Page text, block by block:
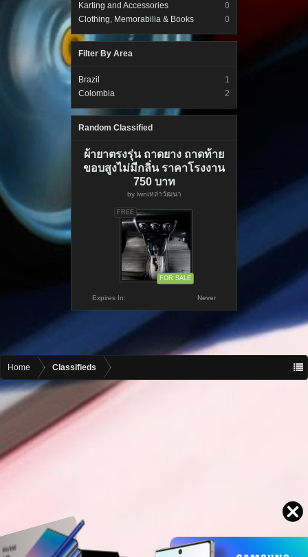
Karting and Accessories
0
Clothing, Memorabilia & Books
0
Filter By Area
Brazil
1
Colombia
2
Random Classified
ผ้ายาตรงรุ่น ถาดยาง ถาดท้าย
ขอบสูงไม่มีกลิ่น ราคาโรงงาน
750 บาท
by lwnเหล่าวัฒนา
FOR SALE
FREE
Expires In: Never
Home Classifieds